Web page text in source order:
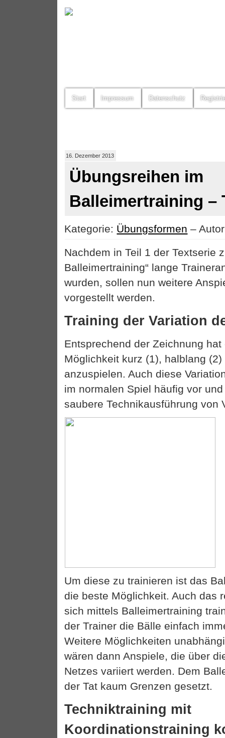
Start Impressum Datenschutz
16. Dezember 2013
Übungsreihen im
Balleimertraining –
Kategorie: Übungsformen –
Nachdem in Teil 1 der Textserie
Balleimertraining“ lange
wurden, sollen nun weitere
vorgestellt werden.
Training der Variation
Entsprechend der Zeichnung
Möglichkeit kurz (1), halblang
anzuspielen. Auch diese
im normalen Spiel häufig vor
saubere Technikausführung von
Um diese zu trainieren ist das
die beste Möglichkeit. Auch das
sich mittels Balleimertraining
der Trainer die Bälle einfach
Weitere Möglichkeiten
wären dann Anspiele, die über
Netzes variiert werden. Dem
der Tat kaum Grenzen gesetzt.
Techniktraining mit
Koordinationstraining